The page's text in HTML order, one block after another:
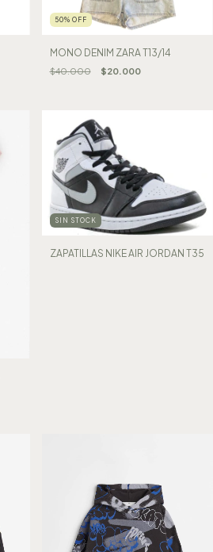
50% OFF
MONO DENIM ZARA T13/14
$40.000 $20.000
SIN STOCK
ZAPATILLAS NIKE AIR JORDAN T35